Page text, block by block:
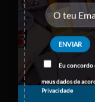
Eu concordo
meus dados de
Privacidade